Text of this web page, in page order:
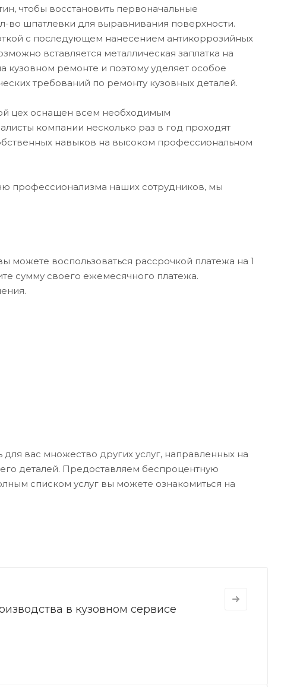
чтобы восстановить первоначальные
во шпатлевки для выравнивания поверхности.
с последующем нанесением антикоррозийных
вставляется металлическая заплатка на
кузовном ремонте и поэтому уделяет особое
требований по ремонту кузовных деталей.
цех оснащен всем необходимым
компании несколько раз в год проходят
навыков на высоком профессиональном
профессионализма наших сотрудников, мы
можете воспользоваться рассрочкой платежа на 1
сумму своего ежемесячного платежа.
вас множество других услуг, направленных на
деталей. Предоставляем беспроцентную
списком услуг вы можете ознакомиться на
в кузовном сервисе